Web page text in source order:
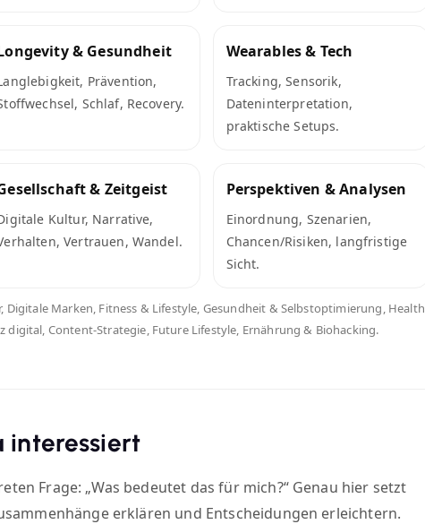
& Gesundheit
Prävention,
Schlaf, Recovery.
Wearables & Tech
Tracking, Sensorik,
Dateninterpretation,
praktische Setups.
& Zeitgeist
Kultur, Narrative,
Vertrauen, Wandel.
Perspektiven & Analysen
Einordnung, Szenarien,
Chancen/Risiken, langfristige
Sicht.
Digitale Marken, Fitness & Lifestyle, Gesundheit & Selbstoptimierung, Health
digital, Content-Strategie, Future Lifestyle, Ernährung & Biohacking.
interessiert
Frage: „Was bedeutet das für mich?“ Genau hier setzt
erklären und Entscheidungen erleichtern.